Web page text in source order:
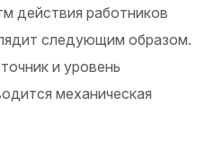
действия работников
следующим образом.
и уровень
механическая